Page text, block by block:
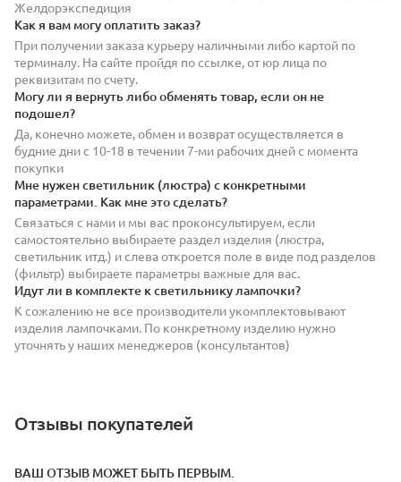
Желдорэкспедиция
Как я вам могу оплатить заказ?
При получении заказа курьеру наличными либо картой по
терминалу. На сайте пройдя по ссылке, от юр лица по
реквизитам по счету.
Могу ли я вернуть либо обменять товар, если он не
подошел?
Да, конечно можете, обмен и возврат осуществляется в
будние дни с 10-18 в течении 7-ми рабочих дней с момента
покупки
Мне нужен светильник (люстра) с конкретными
параметрами. Как мне это сделать?
Связаться с нами и мы вас проконсультируем, если
самостоятельно выбираете раздел изделия (люстра,
светильник итд.) и слева откроется поле в виде под разделов
(фильтр) выбираете параметры важные для вас.
Идут ли в комплекте к светильнику лампочки?
К сожалению не все производители укомплектовывают
изделия лампочками. По конкретному изделию нужно
уточнять у наших менеджеров (консультантов)
Отзывы покупателей
ВАШ ОТЗЫВ МОЖЕТ БЫТЬ ПЕРВЫМ.